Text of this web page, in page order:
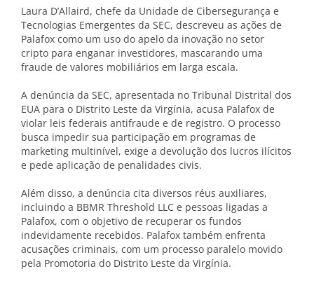
Laura D’Allaird, chefe da Unidade de Cibersegurança e
Tecnologias Emergentes da SEC, descreveu as ações de
Palafox como um uso do apelo da inovação no setor
cripto para enganar investidores, mascarando uma
fraude de valores mobiliários em larga escala.
A denúncia da SEC, apresentada no Tribunal Distrital dos
EUA para o Distrito Leste da Virgínia, acusa Palafox de
violar leis federais antifraude e de registro. O processo
busca impedir sua participação em programas de
marketing multinível, exige a devolução dos lucros ilícitos
e pede aplicação de penalidades civis.
Além disso, a denúncia cita diversos réus auxiliares,
incluindo a BBMR Threshold LLC e pessoas ligadas a
Palafox, com o objetivo de recuperar os fundos
indevidamente recebidos. Palafox também enfrenta
acusações criminais, com um processo paralelo movido
pela Promotoria do Distrito Leste da Virgínia.